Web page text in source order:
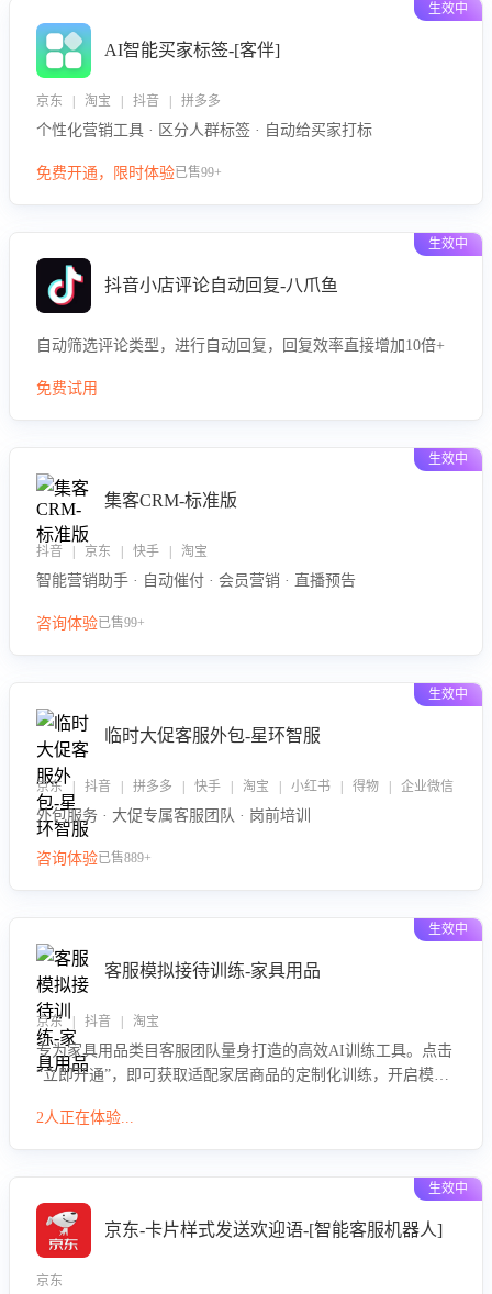
生效中
AI智能买家标签-[客伴]
京东 | 淘宝 | 抖音 | 拼多多
个性化营销工具 · 区分人群标签 · 自动给买家打标
免费开通，限时体验已售99+
生效中
抖音小店评论自动回复-八爪鱼
自动筛选评论类型，进行自动回复，回复效率直接增加10倍+
免费试用
生效中
集客CRM-标准版
抖音 | 京东 | 快手 | 淘宝
智能营销助手 · 自动催付 · 会员营销 · 直播预告
咨询体验已售99+
生效中
临时大促客服外包-星环智服
京东 | 抖音 | 拼多多 | 快手 | 淘宝 | 小红书 | 得物 | 企业微信
外包服务 · 大促专属客服团队 · 岗前培训
咨询体验已售889+
生效中
客服模拟接待训练-家具用品
京东 | 抖音 | 淘宝
专为家具用品类目客服团队量身打造的高效AI训练工具。点击
“立即开通”，即可获取适配家居商品的定制化训练，开启模拟
参数咨询等高频场景下的专业应对能力。
2人正在体验...
生效中
京东-卡片样式发送欢迎语-[智能客服机器人]
京东